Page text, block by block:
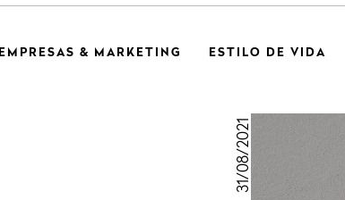
EMPRESAS & MARKETING ESTILO DE VIDA
31/08/2021